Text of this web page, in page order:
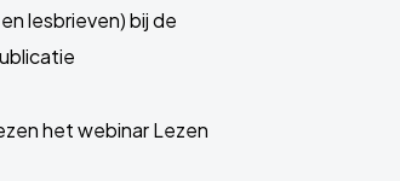
lesbrieven) bij de
het webinar Lezen